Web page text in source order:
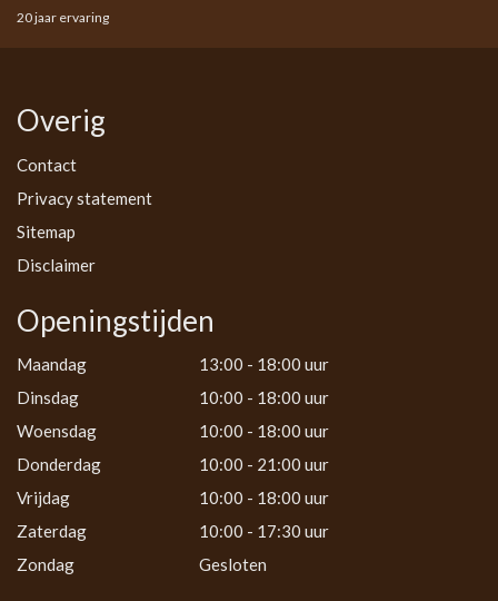
20 jaar ervaring
Overig
Contact
Privacy statement
Sitemap
Disclaimer
Openingstijden
Maandag
13:00 - 18:00 uur
Dinsdag
10:00 - 18:00 uur
Woensdag
10:00 - 18:00 uur
Donderdag
10:00 - 21:00 uur
Vrijdag
10:00 - 18:00 uur
Zaterdag
10:00 - 17:30 uur
Zondag
Gesloten